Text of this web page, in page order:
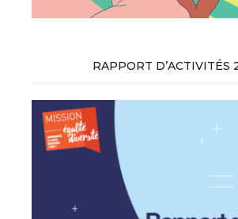
RAPPORT D’ACTIVITÉS